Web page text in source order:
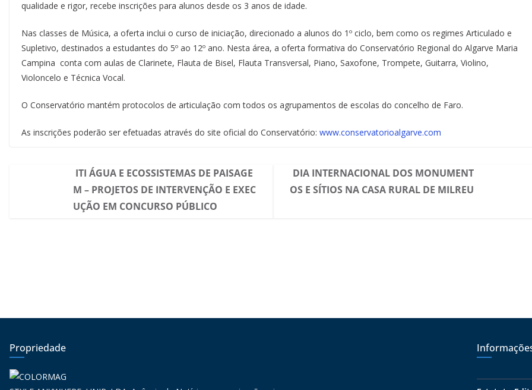
qualidade e rigor, recebe inscrições para alunos desde os 3 anos de idade.
Nas classes de Música, a oferta inclui o curso de iniciação, direcionado a alunos do 1º ciclo, bem como os regimes Articulado e
Supletivo, destinados a estudantes do 5º ao 12º ano. Nesta área, a oferta formativa do Conservatório Regional do Algarve Maria
Campina conta com aulas de Clarinete, Flauta de Bisel, Flauta Transversal, Piano, Saxofone, Trompete, Guitarra, Violino,
Violoncelo e Técnica Vocal.
O Conservatório mantém protocolos de articulação com todos os agrupamentos de escolas do concelho de Faro.
As inscrições poderão ser efetuadas através do site oficial do Conservatório: www.conservatorioalgarve.com
ITI ÁGUA E ECOSSISTEMAS DE PAISAGE
M – PROJETOS DE INTERVENÇÃO E EXEC
UÇÃO EM CONCURSO PÚBLICO
DIA INTERNACIONAL DOS MONUMENT
OS E SÍTIOS NA CASA RURAL DE MILREU
Propriedade